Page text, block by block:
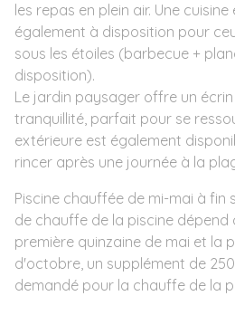
les repas en plein air. Une
également à disposition pour
sous les étoiles (barbecue +
disposition).
Le jardin paysager offre un
tranquillité, parfait pour se
extérieure est également
rincer après une journée à la
Piscine chauffée de mi-mai à fin
de chauffe de la piscine dépend
première quinzaine de mai et la
d'octobre, un supplément de
demandé pour la chauffe de la